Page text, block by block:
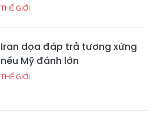
THẾ GIỚI
Iran dọa đáp trả tương xứng
nếu Mỹ đánh lớn
THẾ GIỚI